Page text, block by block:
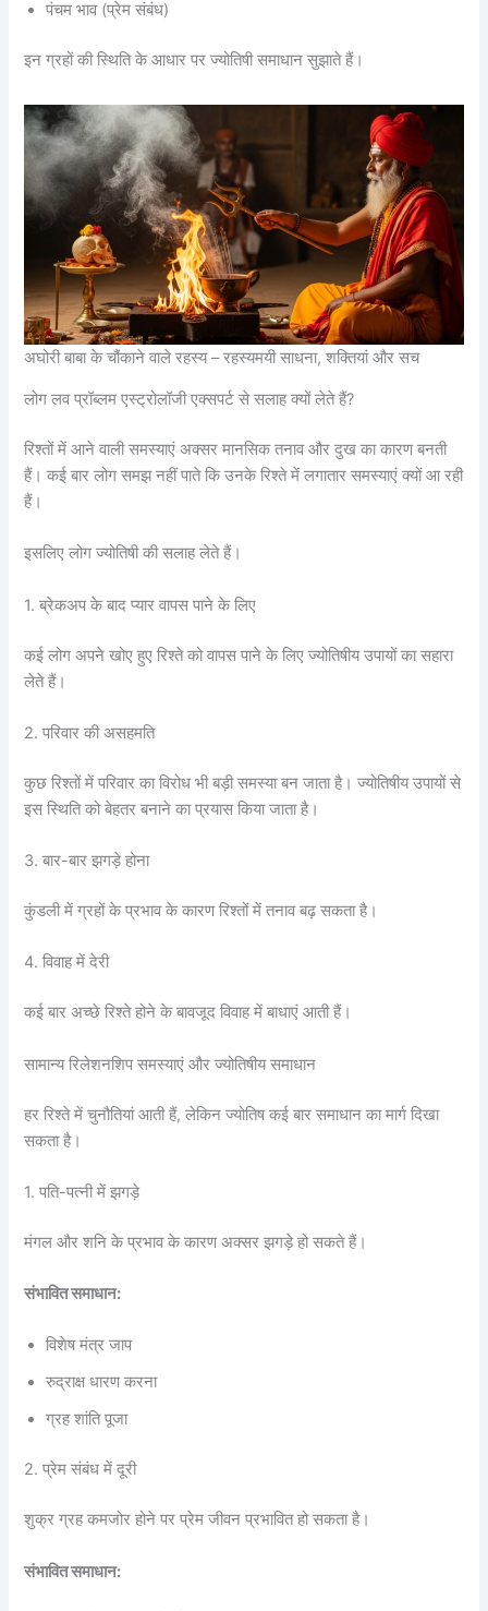
पंचम भाव (प्रेम संबंध)
इन ग्रहों की स्थिति के आधार पर ज्योतिषी समाधान सुझाते हैं।
अघोरी बाबा के चौंकाने वाले रहस्य – रहस्यमयी साधना, शक्तियां और सच
लोग लव प्रॉब्लम एस्ट्रोलॉजी एक्सपर्ट से सलाह क्यों लेते हैं?
रिश्तों में आने वाली समस्याएं अक्सर मानसिक तनाव और दुख का कारण बनती
हैं। कई बार लोग समझ नहीं पाते कि उनके रिश्ते में लगातार समस्याएं क्यों आ रही
हैं।
इसलिए लोग ज्योतिषी की सलाह लेते हैं।
1. ब्रेकअप के बाद प्यार वापस पाने के लिए
कई लोग अपने खोए हुए रिश्ते को वापस पाने के लिए ज्योतिषीय उपायों का सहारा
लेते हैं।
2. परिवार की असहमति
कुछ रिश्तों में परिवार का विरोध भी बड़ी समस्या बन जाता है। ज्योतिषीय उपायों से
इस स्थिति को बेहतर बनाने का प्रयास किया जाता है।
3. बार-बार झगड़े होना
कुंडली में ग्रहों के प्रभाव के कारण रिश्तों में तनाव बढ़ सकता है।
4. विवाह में देरी
कई बार अच्छे रिश्ते होने के बावजूद विवाह में बाधाएं आती हैं।
सामान्य रिलेशनशिप समस्याएं और ज्योतिषीय समाधान
हर रिश्ते में चुनौतियां आती हैं, लेकिन ज्योतिष कई बार समाधान का मार्ग दिखा
सकता है।
1. पति-पत्नी में झगड़े
मंगल और शनि के प्रभाव के कारण अक्सर झगड़े हो सकते हैं।
संभावित समाधान:
विशेष मंत्र जाप
रुद्राक्ष धारण करना
ग्रह शांति पूजा
2. प्रेम संबंध में दूरी
शुक्र ग्रह कमजोर होने पर प्रेम जीवन प्रभावित हो सकता है।
संभावित समाधान: